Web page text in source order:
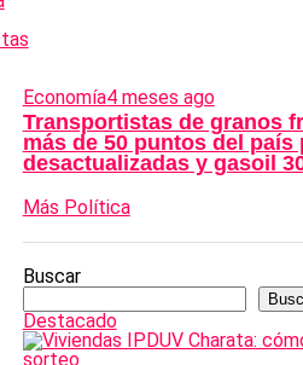
Economía4 meses ago
Transportistas de granos
más de 50 puntos del país
desactualizadas y gasoil
Más Política
Buscar
Destacado